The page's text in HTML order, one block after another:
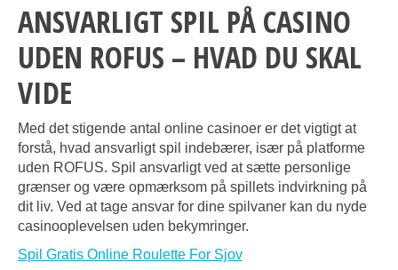
ANSVARLIGT SPIL PÅ CASINO
UDEN ROFUS – HVAD DU SKAL
VIDE
Med det stigende antal online casinoer er det vigtigt at
forstå, hvad ansvarligt spil indebærer, især på platforme
uden ROFUS. Spil ansvarligt ved at sætte personlige
grænser og være opmærksom på spillets indvirkning på
dit liv. Ved at tage ansvar for dine spilvaner kan du nyde
casinooplevelsen uden bekymringer.
Spil Gratis Online Roulette For Sjov